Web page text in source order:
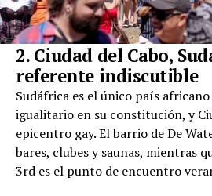
2. Ciudad del Cabo,
referente indiscutible
Sudáfrica es el único país
igualitario en su constitución, y
epicentro gay. El barrio de De
bares, clubes y saunas, mientras
3rd es el punto de encuentro